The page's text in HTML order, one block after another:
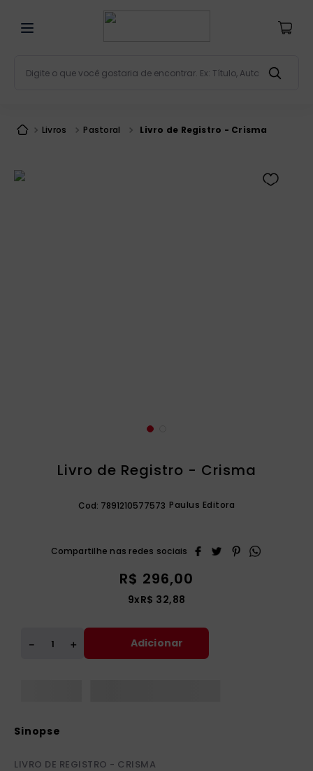
Livros Pastoral Livro de Registro - Crisma
Livro de Registro - Crisma
Cod: 7891210577573 Paulus Editora
R$ 296,00
9xR$ 32,88
＋
－ Adicionar
LIVRO DE REGISTRO - CRISMA